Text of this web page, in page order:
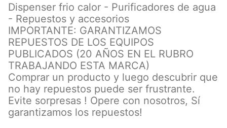
Dispenser frio calor - Purificadores de agua
- Repuestos y accesorios
IMPORTANTE: GARANTIZAMOS
REPUESTOS DE LOS EQUIPOS
PUBLICADOS (20 AÑOS EN EL RUBRO
TRABAJANDO ESTA MARCA)
Comprar un producto y luego descubrir que
no hay repuestos puede ser frustrante.
Evite sorpresas ! Opere con nosotros, Sí
garantizamos los repuestos!